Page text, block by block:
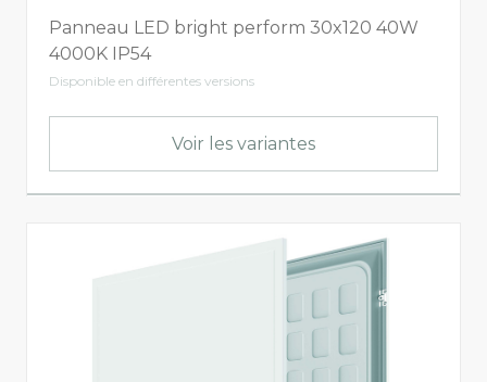
Afficher tout
Panneau LED bright perform 30x120 40W
4000K IP54
Disponible en différentes versions
Voir les variantes